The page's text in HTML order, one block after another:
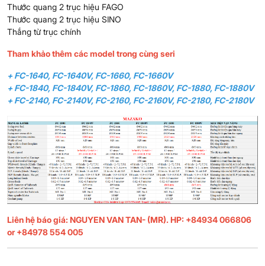
Thước quang 2 trục hiệu FAGO
Thước quang 2 trục hiệu SINO
Thắng từ trục chính
Tham khảo thêm các model trong cùng seri
+ FC-1640, FC-1640V, FC-1660, FC-1660V
+ FC-1840, FC-1840V, FC-1860, FC-1860V, FC-1880, FC-1880V
+ FC-2140, FC-2140V, FC-2160, FC-2160V, FC-2180, FC-2180V
Liên hệ báo giá: NGUYEN VAN TAN- (MR). HP: +84934 066806
or +84978 554 005